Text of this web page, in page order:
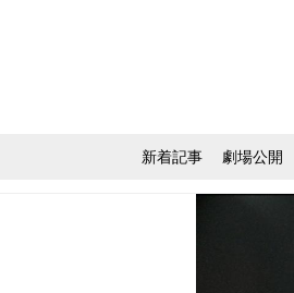
新着記事 劇場公開